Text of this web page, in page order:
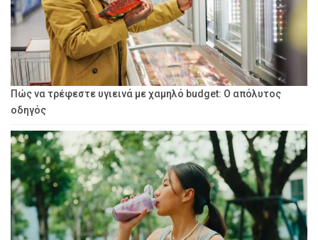
Πώς να τρέφεστε υγιεινά με χαμηλό budget: Ο απόλυτος
οδηγός